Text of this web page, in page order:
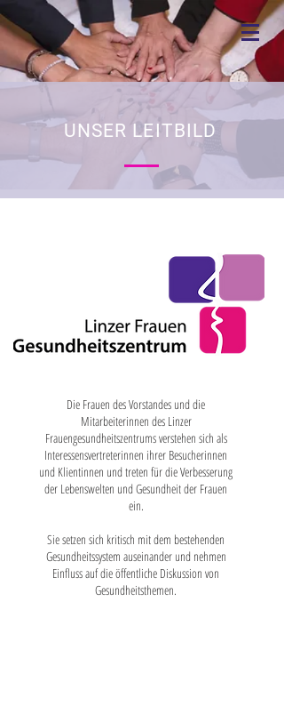
UNSER LEITBILD
Die Frauen des Vorstandes und die
Mitarbeiterinnen des Linzer
Frauengesundheitszentrums verstehen sich als
Interessensvertreterinnen ihrer Besucherinnen
und Klientinnen und treten für die Verbesserung
der Lebenswelten und Gesundheit der Frauen
ein.
Sie setzen sich kritisch mit dem bestehenden
Gesundheitssystem auseinander und nehmen
Einfluss auf die öffentliche Diskussion von
Gesundheitsthemen.